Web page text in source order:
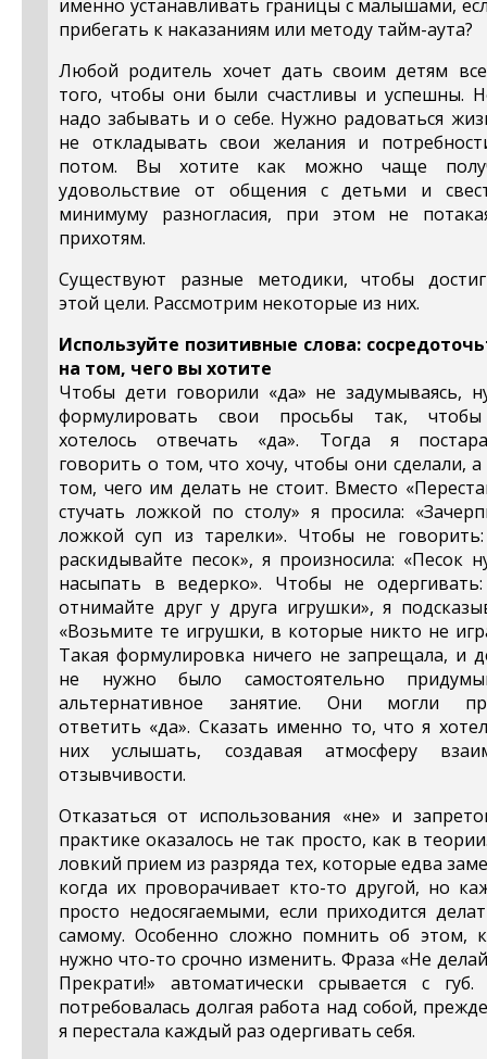
именно устанавливать границы с малышами,
прибегать к наказаниям или методу тайм-аута?
Любой родитель хочет дать своим детям
того, чтобы они были счастливы и успешны.
надо забывать и о себе. Нужно радоваться
не откладывать свои желания и
потом. Вы хотите как можно чаще
удовольствие от общения с детьми и
минимуму разногласия, при этом не
прихотям.
Существуют разные методики, чтобы
этой цели. Рассмотрим некоторые из них.
Используйте позитивные слова:
на том, чего вы хотите
Чтобы дети говорили «да» не задумываясь,
формулировать свои просьбы так,
хотелось отвечать «да». Тогда я
говорить о том, что хочу, чтобы они сделали,
том, чего им делать не стоит. Вместо
стучать ложкой по столу» я просила:
ложкой суп из тарелки». Чтобы не
раскидывайте песок», я произносила: «Песок
насыпать в ведерко». Чтобы не
отнимайте друг у друга игрушки», я
«Возьмите те игрушки, в которые никто не
Такая формулировка ничего не запрещала, и
не нужно было самостоятельно
альтернативное занятие. Они могли
ответить «да». Сказать именно то, что я
них услышать, создавая атмосферу
отзывчивости.
Отказаться от использования «не» и
практике оказалось не так просто, как в
ловкий прием из разряда тех, которые едва
когда их проворачивает кто-то другой, но
просто недосягаемыми, если приходится
самому. Особенно сложно помнить об этом,
нужно что-то срочно изменить. Фраза «Не
Прекрати!» автоматически срывается с
потребовалась долгая работа над собой,
я перестала каждый раз одергивать себя.